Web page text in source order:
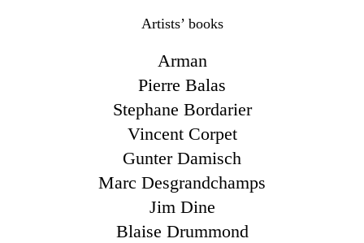
Artists’ books
Arman
Pierre Balas
Stephane Bordarier
Vincent Corpet
Gunter Damisch
Marc Desgrandchamps
Jim Dine
Blaise Drummond